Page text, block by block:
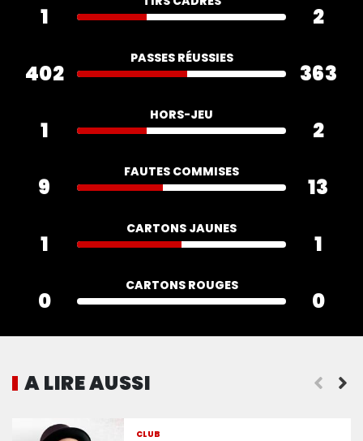
1 2
PASSES RÉUSSIES
402 363
HORS-JEU
1 2
FAUTES COMMISES
9 13
CARTONS JAUNES
1 1
CARTONS ROUGES
0 0
A LIRE AUSSI
CLUB
Lotomba : « On continue sur notre lancée »